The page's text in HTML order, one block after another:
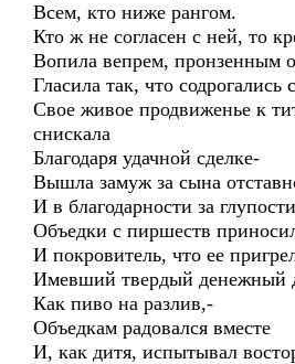
Всем, кто ниже рангом.
Кто ж не согласен с ней, то
Вопила вепрем, пронзенным
Гласила так, что содрогались
Свое живое продвиженье к
снискала
Благодаря удачной сделке-
Вышла замуж за сына
И в благодарности за
Объедки с пиршеств
И покровитель, что ее
Имевший твердый денежный
Как пиво на разлив,-
Объедкам радовался вместе
И, как дитя, испытывал